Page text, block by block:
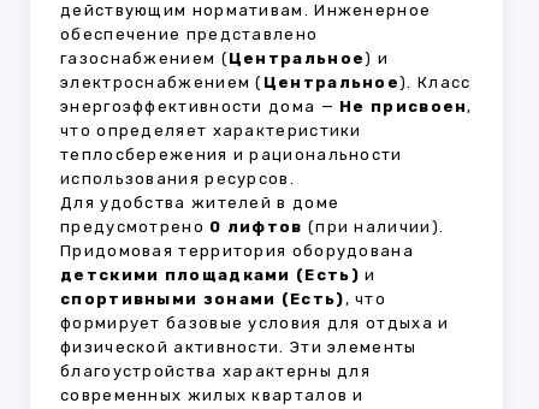
действующим нормативам. Инженерное
обеспечение представлено
газоснабжением (Центральное) и
электроснабжением ( Центральное). Класс
энергоэффективности дома — Не присвоен,
что определяет характеристики
теплосбережения и рациональности
использования ресурсов.
Для удобства жителей в доме
предусмотрено 0 лифтов (при наличии).
Придомовая территория оборудована
детскими площадками (Есть) и
спортивными зонами (Есть), что
формирует базовые условия для отдыха и
физической активности. Эти элементы
благоустройства характерны для
современных жилых кварталов и